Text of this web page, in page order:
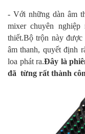
- Với những dàn âm
mixer chuyên
thiết.Bộ trộn này được
âm thanh, quyết định
loa phát ra.Đây là
đã từng rất thành